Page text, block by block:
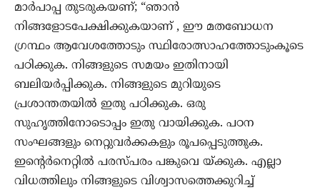
മാർപാപ്പ തുടരുകയണ്; “ഞാൻ
നിങ്ങളോടപേക്ഷിക്കുകയാണ് , ഈ മതബോധന
ഗ്രന്ഥം ആവേശത്തോടും സ്ഥിരോത്സാഹത്തോടുംകൂടെ
പഠിക്കുക. നിങ്ങളുടെ സമയം ഇതിനായി
ബലിയർപ്പിക്കുക. നിങ്ങളുടെ മുറിയുടെ
പ്രശാന്തതയിൽ ഇതു പഠിക്കുക. ഒരു
സുഹൃത്തിനോടൊപ്പം ഇതു വായിക്കുക. പഠന
സംഘങ്ങളും നെറ്റുവർക്കകളും രൂപപ്പെടുത്തുക.
ഇന്റെർനെറ്റിൽ പരസ്പരം പങ്കുവെ യ്ക്കുക. എല്ലാ
വിധത്തിലും നിങ്ങളുടെ വിശ്വാസത്തെക്കുറിച്ച്